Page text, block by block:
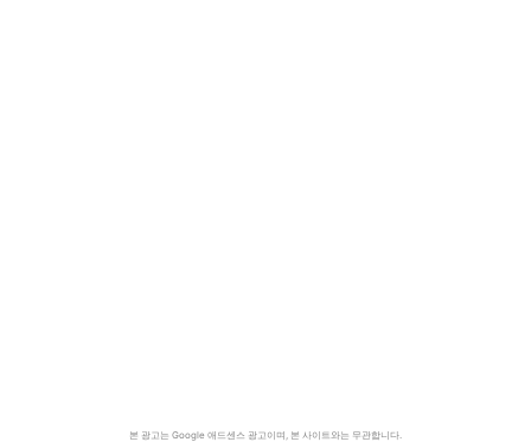
본 광고는 Google 애드센스 광고이며, 본 사이트와는 무관합니다.